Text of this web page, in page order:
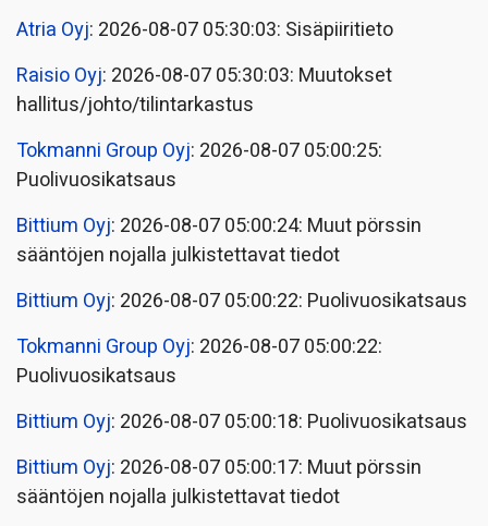
Atria Oyj: 2026-08-07 05:30:03: Sisäpiiritieto
Raisio Oyj: 2026-08-07 05:30:03: Muutokset
hallitus/johto/tilintarkastus
Tokmanni Group Oyj: 2026-08-07 05:00:25:
Puolivuosikatsaus
Bittium Oyj: 2026-08-07 05:00:24: Muut pörssin
sääntöjen nojalla julkistettavat tiedot
Bittium Oyj: 2026-08-07 05:00:22: Puolivuosikatsaus
Tokmanni Group Oyj: 2026-08-07 05:00:22:
Puolivuosikatsaus
Bittium Oyj: 2026-08-07 05:00:18: Puolivuosikatsaus
Bittium Oyj: 2026-08-07 05:00:17: Muut pörssin
sääntöjen nojalla julkistettavat tiedot